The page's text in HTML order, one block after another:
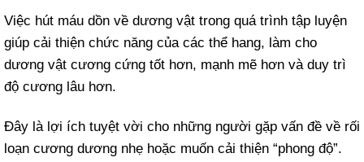
Việc hút máu dồn về dương vật trong quá trình tập luyện
giúp cải thiện chức năng của các thể hang, làm cho
dương vật cương cứng tốt hơn, mạnh mẽ hơn và duy trì
độ cương lâu hơn.
Đây là lợi ích tuyệt vời cho những người gặp vấn đề về rối
loạn cương dương nhẹ hoặc muốn cải thiện “phong độ”.